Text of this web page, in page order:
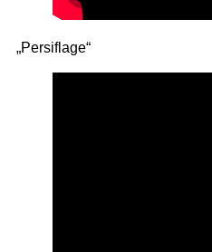
„Persiflage“